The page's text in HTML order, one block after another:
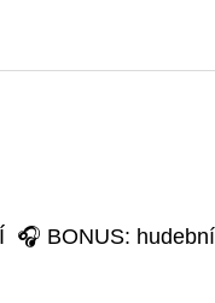
🎧 BONUS: hudební